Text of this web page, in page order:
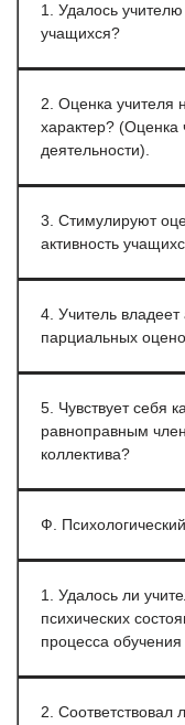
1. Удалось
учащихся?
2. Оценка учителя
характер? (Оценка
деятельности).
3. Стимулируют
активность
4. Учитель
парциальных
5. Чувствует себя
равноправным
коллектива?
Ф.
1. Удалось ли
психических
процесса
2. Соответствовал